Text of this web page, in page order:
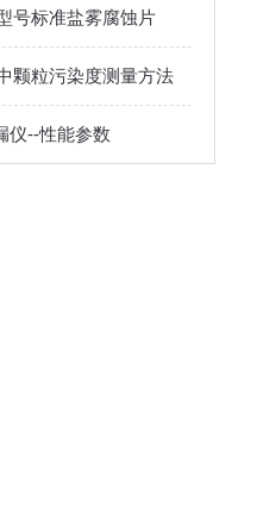
号标准盐雾腐蚀片
颗粒污染度测量方法
仪--性能参数